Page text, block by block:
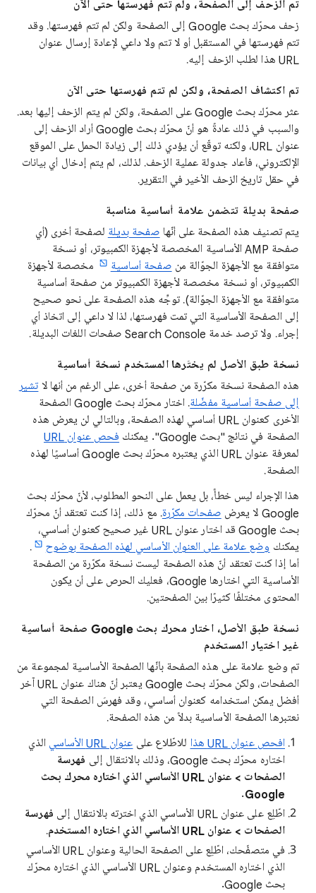
تم الزحف إلى الصفحة، ولم تتم فهرستها حتى الآن
زحف محرّك بحث Google إلى الصفحة ولكن لم تتم فهرستها. وقد
تتم فهرستها في المستقبل أو لا تتم ولا داعي لإعادة إرسال عنوان
URL هذا لطلب الزحف إليه.
تم اكتشاف الصفحة، ولكن لم تتم فهرستها حتى الآن
عثر محرّك بحث Google على الصفحة، ولكن لم يتم الزحف إليها بعد.
والسبب في ذلك عادةً هو أنّ محرّك بحث Google أراد الزحف إلى
عنوان URL، ولكنه توقّع أن يؤدي ذلك إلى زيادة الحمل على الموقع
الإلكتروني، فأعاد جدولة عملية الزحف. لذلك، لم يتم إدخال أي بيانات
في حقل تاريخ الزحف الأخير في التقرير.
صفحة بديلة تتضمن علامة أساسية مناسبة
يتم تصنيف هذه الصفحة على أنّها صفحة بديلة لصفحة أخرى (أي
صفحة AMP الأساسية المخصصة لأجهزة الكمبيوتر، أو نسخة
متوافقة مع الأجهزة الجوّالة من صفحة أساسية
مخصصة لأجهزة
الكمبيوتر، أو نسخة مخصصة لأجهزة الكمبيوتر من صفحة أساسية
متوافقة مع الأجهزة الجوّالة). توجِّه هذه الصفحة على نحو صحيح
إلى الصفحة الأساسية التي تمت فهرستها، لذا لا داعي إلى اتخاذ أي
إجراء. ولا ترصد خدمة Search Console صفحات اللغات البديلة.
نسخة طبق الأصل لم يختَرها المستخدم نسخة أساسية
هذه الصفحة نسخة مكرّرة من صفحة أخرى، على الرغم من أنها لا تشير
إلى صفحة أساسية مفضّلة
. اختار محرّك بحث Google الصفحة
الأخرى كعنوان URL أساسي لهذه الصفحة، وبالتالي لن يعرض هذه
الصفحة في نتائج "بحث Google". يمكنك
فحص عنوان URL
لمعرفة عنوان URL الذي يعتبره محرّك بحث Google أساسيًا لهذه
الصفحة.
هذا الإجراء ليس خطأً، بل يعمل على النحو المطلوب، لأنّ محرّك بحث
Google لا يعرض
صفحات مكرّرة. مع ذلك، إذا كنت تعتقد أنّ محرّك
بحث Google قد اختار عنوان URL غير صحيح كعنوان أساسي،
يمكنك وضع علامة على العنوان الأساسي لهذه الصفحة بوضوح
.
أما إذا كنت تعتقد أنّ هذه الصفحة ليست نسخة مكرّرة من الصفحة
الأساسية التي اختارها Google، فعليك الحرص على أن يكون
المحتوى مختلفًا كثيرًا بين الصفحتين.
نسخة طبق الأصل، اختار محرك بحث Google صفحة أساسية
غير اختيار المستخدم
تم وضع علامة على هذه الصفحة بأنّها الصفحة الأساسية لمجموعة من
الصفحات، ولكن محرّك بحث Google يعتبر أنّ هناك عنوان URL آخر
أفضل يمكن استخدامه كعنوان أساسي، وقد فهرسَ الصفحة التي
نعتبرها الصفحة الأساسية بدلاً من هذه الصفحة.
افحص عنوان URL هذا
للاطّلاع على عنوان URL الأساسي
الذي
اختاره محرّك بحث Google، وذلك بالانتقال إلى
فهرسة
الصفحات > عنوان URL الأساسي الذي اختاره محرك بحث
Google
.
اطّلِع على عنوان URL الأساسي الذي اخترته بالانتقال إلى
فهرسة
الصفحات > عنوان URL الأساسي الذي اختاره المستخدم
.
في متصفّحك، اطّلِع على الصفحة الحالية وعنوان URL الأساسي
الذي اختاره المستخدم وعنوان URL الأساسي الذي اختاره محرّك
بحث Google.